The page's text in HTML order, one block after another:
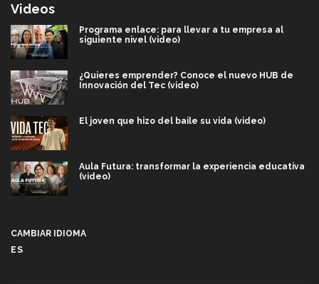
Videos
Programa enlace: para llevar a tu empresa al
siguiente nivel (video)
¿Quieres emprender? Conoce el nuevo HUB de
Innovación del Tec (video)
El joven que hizo del baile su vida (video)
Aula Futura: transformar la experiencia educativa
(video)
CAMBIAR IDIOMA
ES